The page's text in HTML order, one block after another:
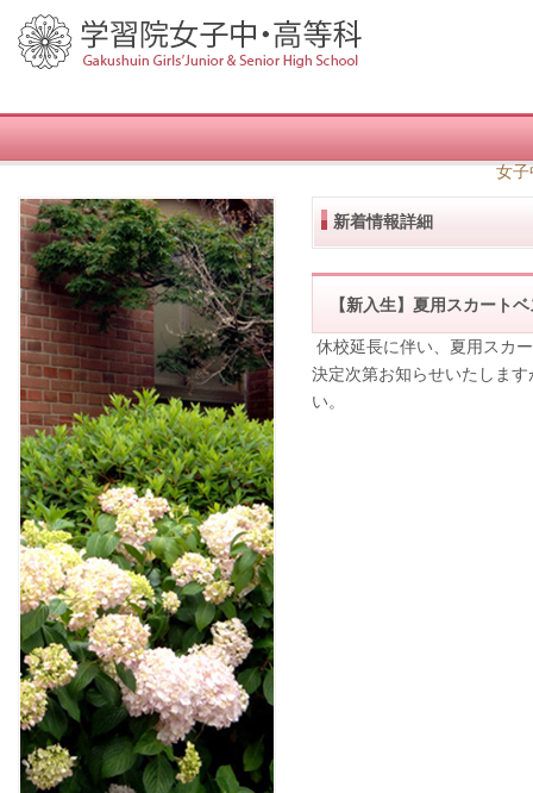
女子
新着情報詳細
【新入生】夏用スカート
休校延長に伴い、夏用スカ
決定次第お知らせいたしま
い。